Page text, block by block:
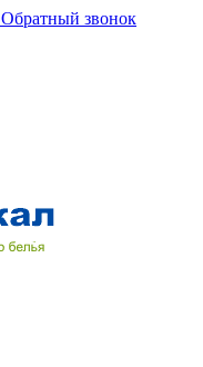
Обратный звонок